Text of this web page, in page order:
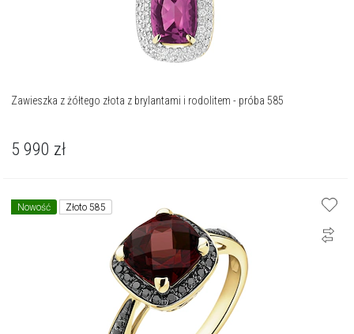
Zawieszka z żółtego złota z brylantami i rodolitem - próba 585
5 990 zł
Nowość Złoto 585